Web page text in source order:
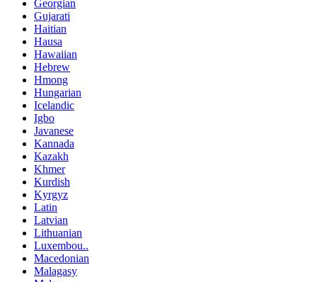
Georgian
Gujarati
Haitian
Hausa
Hawaiian
Hebrew
Hmong
Hungarian
Icelandic
Igbo
Javanese
Kannada
Kazakh
Khmer
Kurdish
Kyrgyz
Latin
Latvian
Lithuanian
Luxembou..
Macedonian
Malagasy